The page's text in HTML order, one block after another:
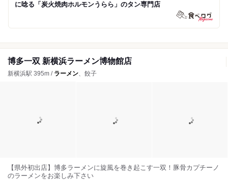
に唸る「炭火焼肉ホルモンうらら」のタン専門店
博多一双 新横浜ラーメン博物館店
新横浜駅 395m / ラーメン、餃子
【県外初出店】博多ラーメンに旋風を巻き起こす一双！豚骨カプチーノ
のラーメンをお楽しみ下さい